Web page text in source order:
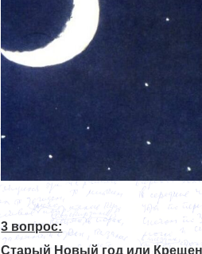
3 вопрос:
Старый Новый год или